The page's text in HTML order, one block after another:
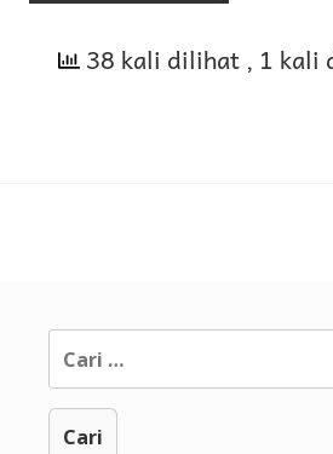
minas
38 kali dilihat, 1 kali
Cari
untuk: